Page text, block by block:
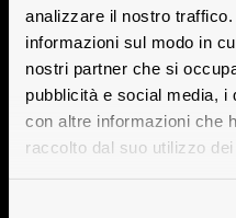
analizzare il nostro
informazioni sul modo in
nostri partner che si
pubblicità e social media, i
con altre informazioni che
raccolto dal suo utilizzo